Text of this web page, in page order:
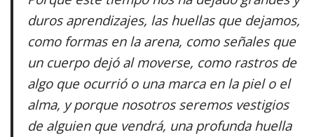
duros aprendizajes, las huellas que dejamos,
como formas en la arena, como señales que
un cuerpo dejó al moverse, como rastros de
algo que ocurrió o una marca en la piel o el
alma, y porque nosotros seremos vestigios
de alguien que vendrá, una profunda huella